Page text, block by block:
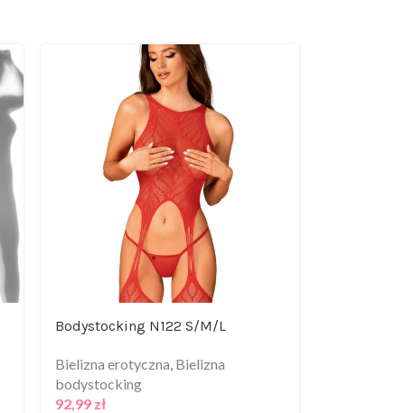
Bodystocking N122 S/M/L
Bielizna erotyczna, Bielizna
bodystocking
92,99 zł